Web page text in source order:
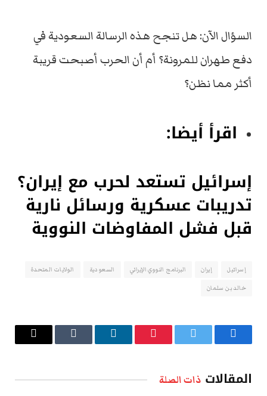
السؤال الآن: هل تنجح هذه الرسالة السعودية في
دفع طهران للمرونة؟ أم أن الحرب أصبحت قريبة
أكثر مما نظن؟
اقرأ أيضا:
إسرائيل تستعد لحرب مع إيران؟
تدريبات عسكرية ورسائل نارية
قبل فشل المفاوضات النووية
إسرائيل إيران البرنامج النووي الإيراني السعودية
الولايات المتحدة
خالد بن سلمان
فيسبوك تويتر بينتيريستلينكدإن Tumblr
البريد
المقالات ذات الصلة